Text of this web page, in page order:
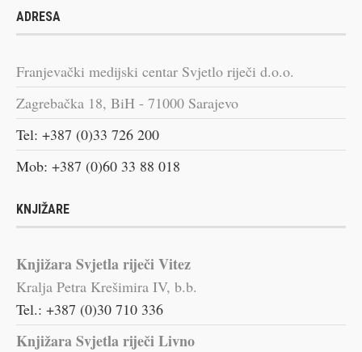
ADRESA
Franjevački medijski centar Svjetlo riječi d.o.o.
Zagrebačka 18, BiH - 71000 Sarajevo
Tel: +387 (0)33 726 200
Mob: +387 (0)60 33 88 018
KNJIŽARE
Knjižara Svjetla riječi Vitez
Kralja Petra Krešimira IV, b.b.
Tel.: +387 (0)30 710 336
Knjižara Svjetla riječi Livno